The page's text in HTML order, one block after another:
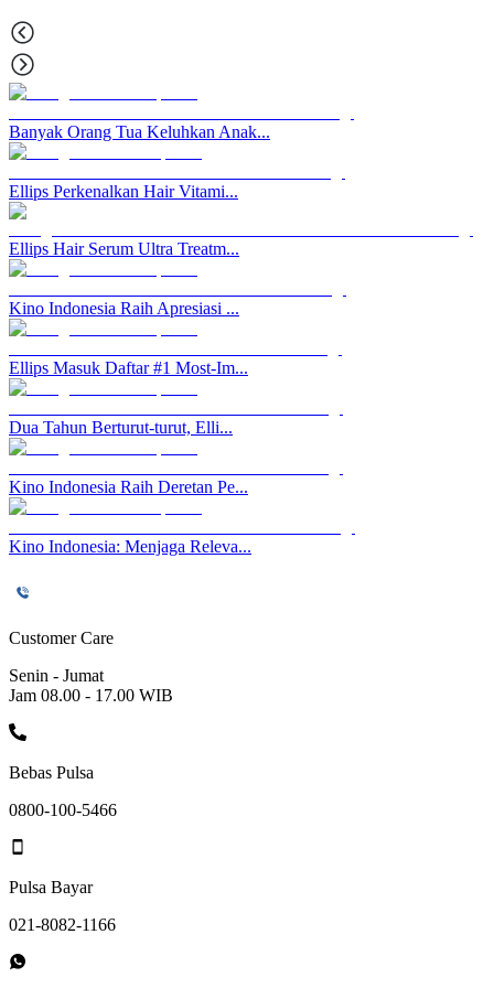
Banyak Orang Tua Keluhkan Anak...
Ellips Perkenalkan Hair Vitami...
Ellips Hair Serum Ultra Treatm...
Kino Indonesia Raih Apresiasi ...
Ellips Masuk Daftar #1 Most-Im...
Dua Tahun Berturut-turut, Elli...
Kino Indonesia Raih Deretan Pe...
Kino Indonesia: Menjaga Releva...
Customer Care
Senin - Jumat
Jam 08.00 - 17.00 WIB
Bebas Pulsa
0800-100-5466
Pulsa Bayar
021-8082-1166